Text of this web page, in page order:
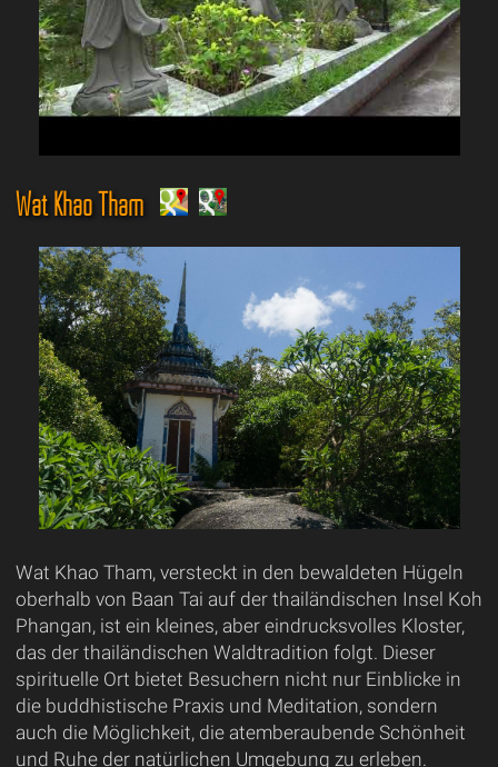
Wat Khao Tham
Wat Khao Tham, versteckt in den bewaldeten Hügeln
oberhalb von Baan Tai auf der thailändischen Insel Koh
Phangan, ist ein kleines, aber eindrucksvolles Kloster,
das der thailändischen Waldtradition folgt. Dieser
spirituelle Ort bietet Besuchern nicht nur Einblicke in
die buddhistische Praxis und Meditation, sondern
auch die Möglichkeit, die atemberaubende Schönheit
und Ruhe der natürlichen Umgebung zu erleben.